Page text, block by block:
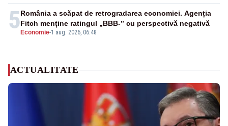
5 Economie-1 aug. 2026, 06:48
România a scăpat de retrogradarea economiei. Agenția
Fitch menține ratingul „BBB-” cu perspectivă negativă
ACTUALITATE